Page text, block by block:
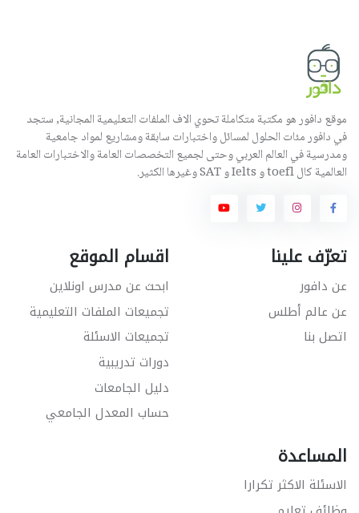
موقع دافور هو مكتبة متكاملة تحوي الاف الملفات التعليمية المجانية, ستجد
في دافور مئات الحلول لمسائل واختبارات سابقة ومشاريع لمواد جامعية
ومدرسية في العالم العربي وحتى لجميع التخصصات العامة والاختبارات العامة
العالمية كال toefl و Ielts و SAT وغيرها الكثير.
تعرّف علينا
عن دافور
عن عالم أطلس
اتصل بنا
اقسام الموقع
ابحث عن مدرس اونلاين
تجميعات الملفات التعليمية
تجميعات الاسئلة
دورات تدريبية
دليل الجامعات
حساب المعدل الجامعي
المساعدة
الاسئلة الاكثر تكرارا